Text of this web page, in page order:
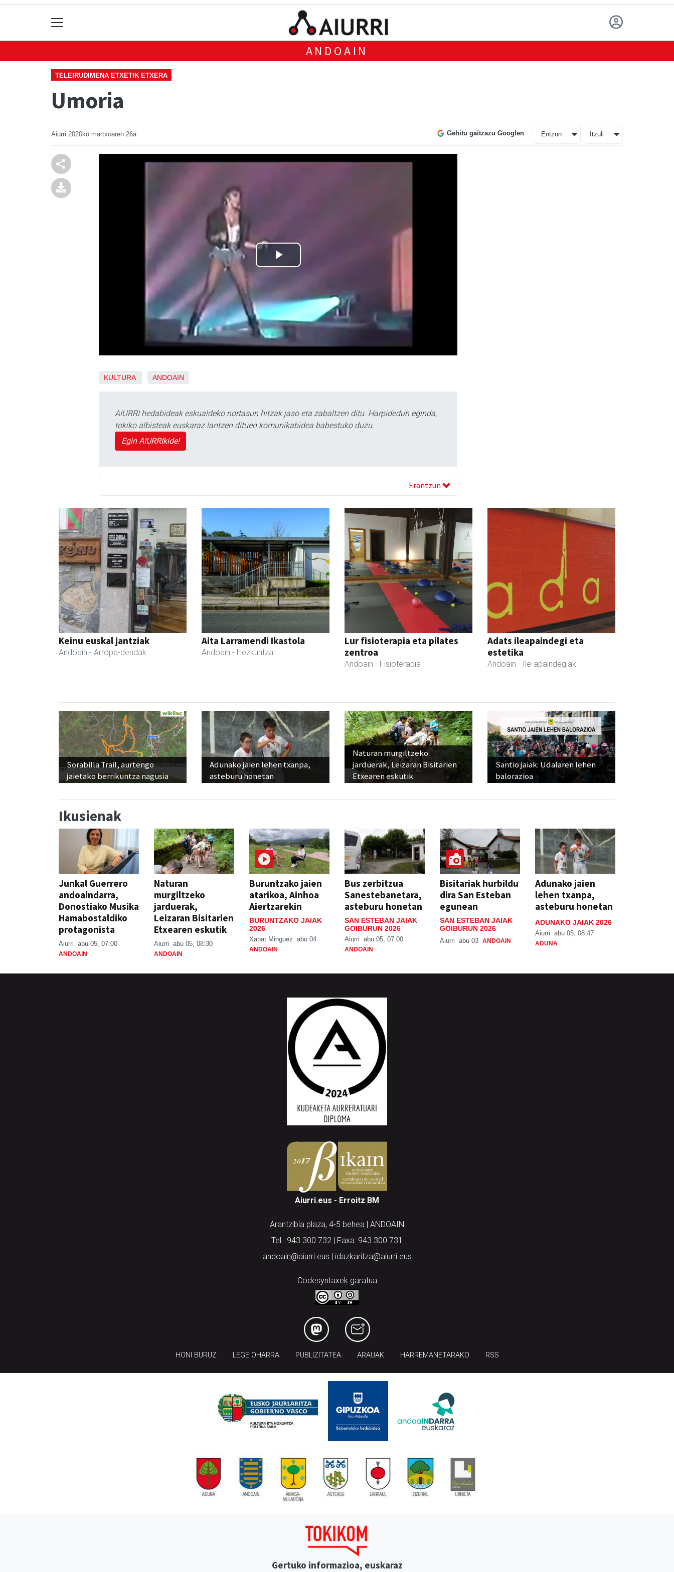
ANDOAIN
TELEIRUDIMENA ETXETIK ETXERA
Umoria
Aiurri 2020ko martxoaren 26a Gehitu gaitzazu Googlen Entzun Itzuli
KULTURA ANDOAIN
AIURRI hedabideak eskualdeko nortasun hitzak jaso eta zabaltzen ditu. Harpidedun eginda,
tokiko albisteak euskaraz lantzen dituen komunikabidea babestuko duzu.
Egin AIURRIkide!
Erantzun
Keinu euskal jantziak
Andoain - Arropa-dendak
Aita Larramendi Ikastola
Andoain - Hezkuntza
Lur fisioterapia eta pilates
zentroa
Andoain - Fisioterapia
Adats ileapaindegi eta
estetika
Andoain - Ile-apaindegiak
Sorabilla Trail, aurtengo
jaietako berrikuntza nagusia
Adunako jaien lehen txanpa,
asteburu honetan
Naturan murgiltzeko
jarduerak, Leizaran Bisitarien
Etxearen eskutik
Santio jaiak: Udalaren lehen
balorazioa
Ikusienak
Junkal Guerrero
andoaindarra,
Donostiako Musika
Hamabostaldiko
protagonista
Aiurri abu 05, 07:00
ANDOAIN
Naturan
murgiltzeko
jarduerak,
Leizaran Bisitarien
Etxearen eskutik
Aiurri abu 05, 08:30
ANDOAIN
Buruntzako jaien
atarikoa, Ainhoa
Aiertzarekin
BURUNTZAKO JAIAK
2026
Xabat Minguez abu 04
ANDOAIN
Bus zerbitzua
Sanestebanetara,
asteburu honetan
SAN ESTEBAN JAIAK
GOIBURUN 2026
Aiurri abu 05, 07:00
ANDOAIN
Bisitariak hurbildu
dira San Esteban
egunean
SAN ESTEBAN JAIAK
GOIBURUN 2026
Aiurri abu 03 ANDOAIN
Adunako jaien
lehen txanpa,
asteburu honetan
ADUNAKO JAIAK 2026
Aiurri abu 05, 08:47
ADUNA
Aiurri.eus - Erroitz BM
Arantzibia plaza, 4-5 behea | ANDOAIN
Tel.: 943 300 732 | Faxa: 943 300 731
andoain@aiurri.eus | idazkaritza@aiurri.eus
Codesyntaxek garatua
HONI BURUZ LEGE OHARRA PUBLIZITATEA ARAUAK HARREMANETARAKO RSS
Gertuko informazioa, euskaraz